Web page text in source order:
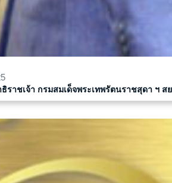
ราชเจ้า กรมสมเด็จพระเทพรัตนราชสุดา ฯ